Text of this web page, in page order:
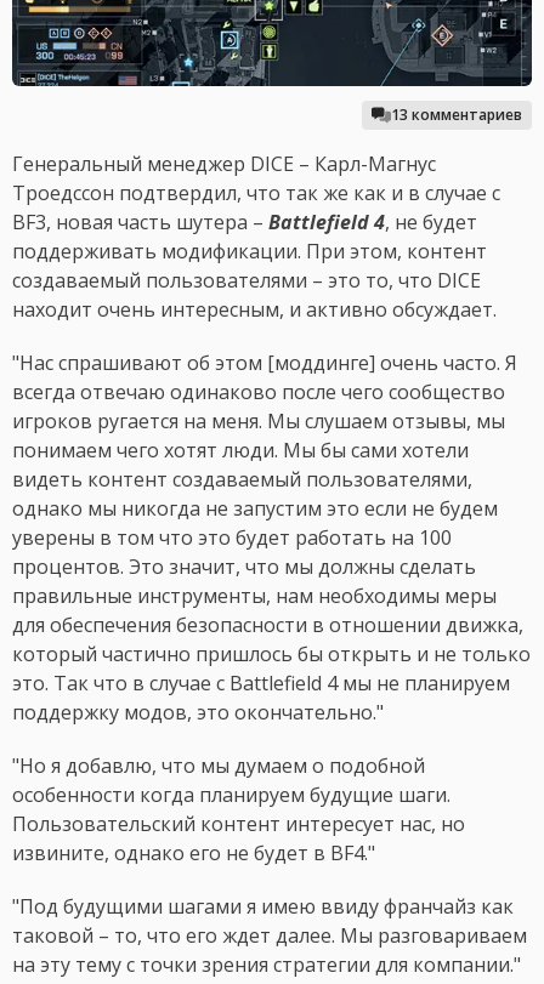
13 комментариев
Генеральный менеджер DICE – Карл-Магнус
Троедссон подтвердил, что так же как и в случае с
BF3, новая часть шутера – Battlefield 4, не будет
поддерживать модификации. При этом, контент
создаваемый пользователями – это то, что DICE
находит очень интересным, и активно обсуждает.
"Нас спрашивают об этом [моддинге] очень часто. Я
всегда отвечаю одинаково после чего сообщество
игроков ругается на меня. Мы слушаем отзывы, мы
понимаем чего хотят люди. Мы бы сами хотели
видеть контент создаваемый пользователями,
однако мы никогда не запустим это если не будем
уверены в том что это будет работать на 100
процентов. Это значит, что мы должны сделать
правильные инструменты, нам необходимы меры
для обеспечения безопасности в отношении движка,
который частично пришлось бы открыть и не только
это. Так что в случае с Battlefield 4 мы не планируем
поддержку модов, это окончательно."
"Но я добавлю, что мы думаем о подобной
особенности когда планируем будущие шаги.
Пользовательский контент интересует нас, но
извините, однако его не будет в BF4."
"Под будущими шагами я имею ввиду франчайз как
таковой – то, что его ждет далее. Мы разговариваем
на эту тему с точки зрения стратегии для компании."